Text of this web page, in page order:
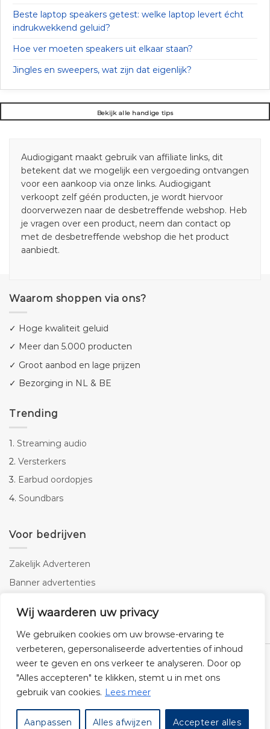
Wij waarderen uw privacy
We gebruiken cookies om uw browse-ervaring te
verbeteren, gepersonaliseerde advertenties of inhoud
weer te geven en ons verkeer te analyseren. Door op
"Alles accepteren" te klikken, stemt u in met ons
gebruik van cookies. Lees meer
Aanpassen Alles afwijzen Accepteer alles
Beste laptop speakers getest: welke laptop levert écht
indrukwekkend geluid?
Hoe ver moeten speakers uit elkaar staan?
Jingles en sweepers, wat zijn dat eigenlijk?
Bekijk alle handige tips
Audiogigant maakt gebruik van affiliate links, dit
betekent dat we mogelijk een vergoeding ontvangen
voor een aankoop via onze links. Audiogigant
verkoopt zelf géén producten, je wordt hiervoor
doorverwezen naar de desbetreffende webshop. Heb
je vragen over een product, neem dan contact op
met de desbetreffende webshop die het product
aanbiedt.
Waarom shoppen via ons?
✓ Hoge kwaliteit geluid
✓ Meer dan 5.000 producten
✓ Groot aanbod en lage prijzen
✓ Bezorging in NL & BE
Trending
1. Streaming audio
2. Versterkers
3. Earbud oordopjes
4. Soundbars
Voor bedrijven
Zakelijk Adverteren
Banner advertenties
SEO copywriting